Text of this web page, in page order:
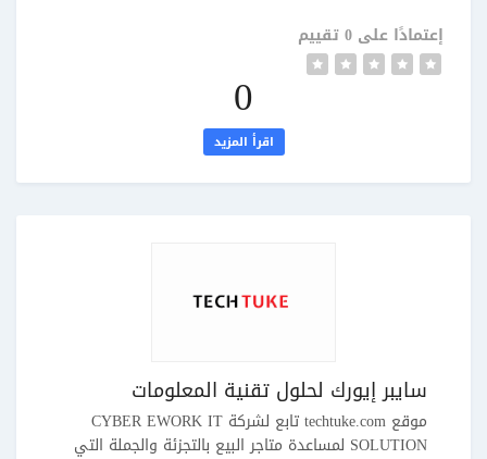
إعتمادًا على 0 تقييم
0
اقرأ المزيد
سايبر إيورك لحلول تقنية المعلومات
موقع techtuke.com تابع لشركة CYBER EWORK IT
SOLUTION لمساعدة متاجر البيع بالتجزئة والجملة التي